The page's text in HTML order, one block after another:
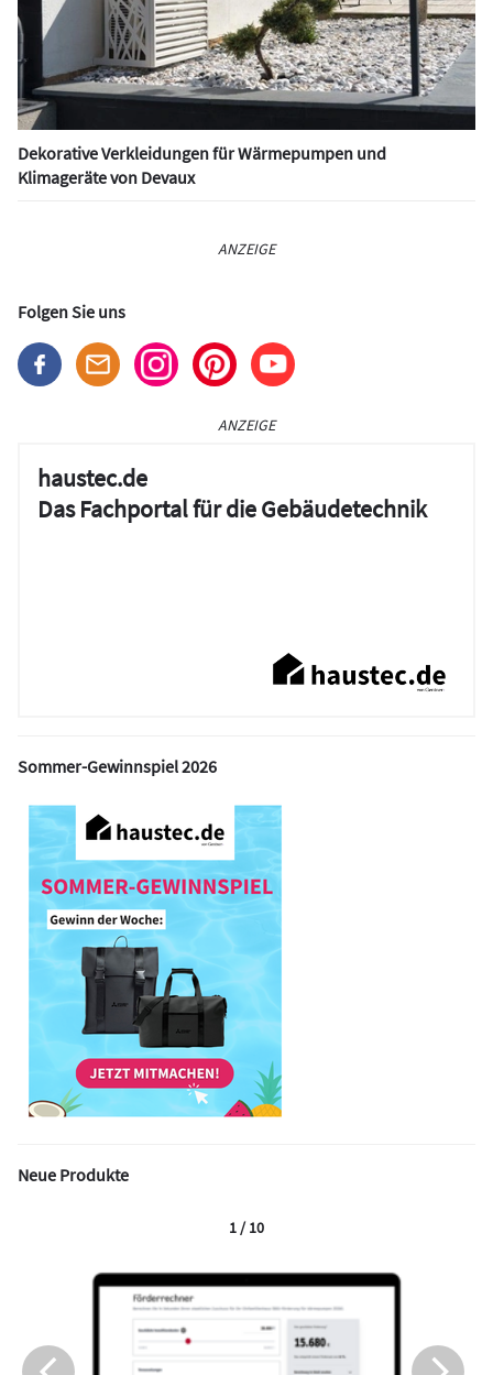
Dekorative Verkleidungen für Wärmepumpen und
Klimageräte von Devaux
ANZEIGE
Folgen Sie uns
ANZEIGE
haustec.de
Das Fachportal für die Gebäudetechnik
Sommer-Gewinnspiel 2026
Neue Produkte
1 / 10